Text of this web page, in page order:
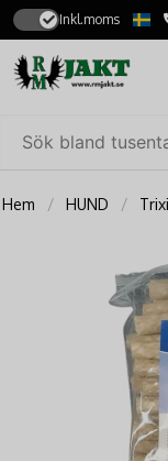
Inkl.moms
Hem HUND